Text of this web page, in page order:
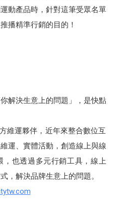
動產品時，針對這筆受眾名單
播精準行銷的目的！
你解決生意上的問題」，是快點
維運夥伴，近年來整合數位互
運、實體活動，創造線上與線
，也透過多元行銷工具，線上
，解決品牌生意上的問題。